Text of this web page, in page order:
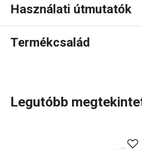
Használati útmutatók
Használati útmutató és
Termékcsalád
hozzá kapcsolódó GrandCHEF+
Legutóbb